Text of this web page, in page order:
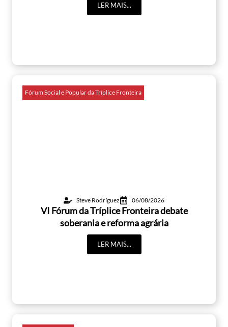
LER MAIS...
Fórum Social e Popular da Tríplice Fronteira
Steve Rodríguez 06/08/2026
VI Fórum da Tríplice Fronteira debate
soberania e reforma agrária
LER MAIS...